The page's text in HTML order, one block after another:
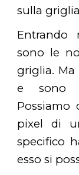
sulla
sono le
griglia.
e sono
pixel di
specifico
esso si